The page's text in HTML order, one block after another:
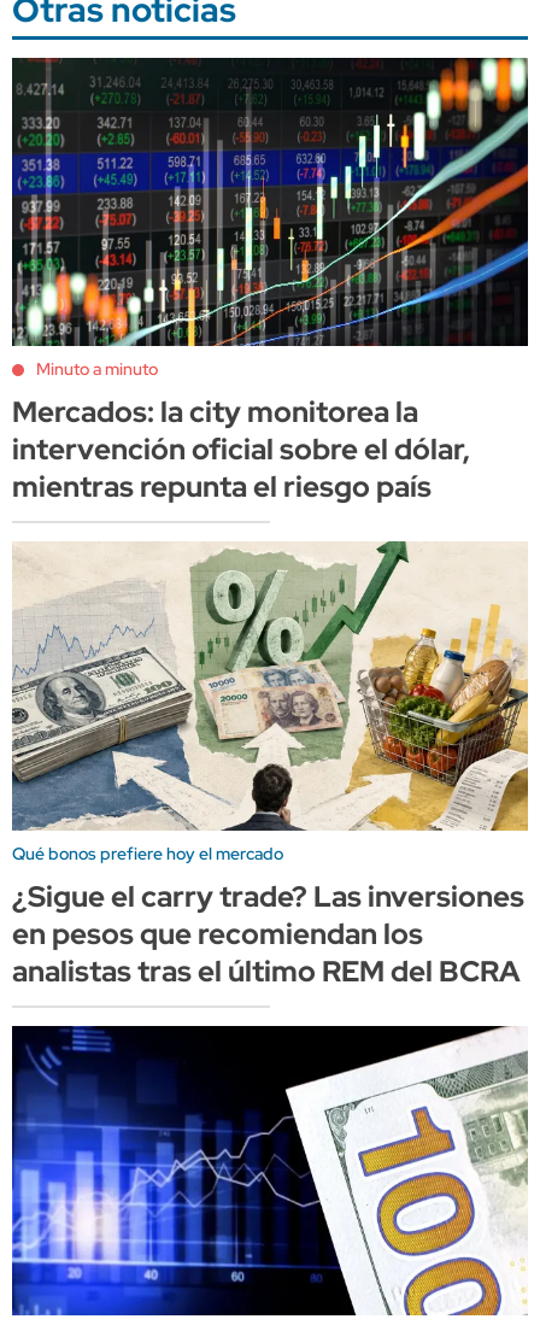
Otras noticias
Minuto a minuto
Mercados: la city monitorea la
intervención oficial sobre el dólar,
mientras repunta el riesgo país
Qué bonos prefiere hoy el mercado
¿Sigue el carry trade? Las inversiones
en pesos que recomiendan los
analistas tras el último REM del BCRA